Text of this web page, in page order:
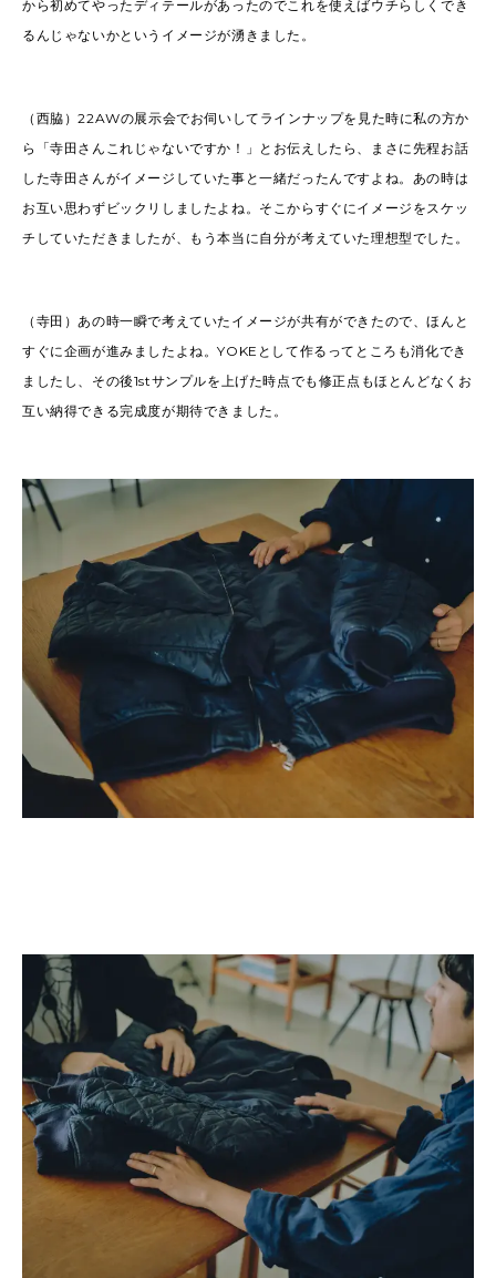
から初めてやったディテールがあったのでこれを使えばウチらしくでき
るんじゃないかというイメージが湧きました。
（西脇）22AWの展示会でお伺いしてラインナップを見た時に私の方か
ら「寺田さんこれじゃないですか！」とお伝えしたら、まさに先程お話
した寺田さんがイメージしていた事と一緒だったんですよね。あの時は
お互い思わずビックリしましたよね。そこからすぐにイメージをスケッ
チしていただきましたが、もう本当に自分が考えていた理想型でした。
（寺田）あの時一瞬で考えていたイメージが共有ができたので、ほんと
すぐに企画が進みましたよね。YOKEとして作るってところも消化でき
ましたし、その後1stサンプルを上げた時点でも修正点もほとんどなくお
互い納得できる完成度が期待できました。